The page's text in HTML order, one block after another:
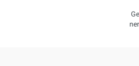
Ge
ner